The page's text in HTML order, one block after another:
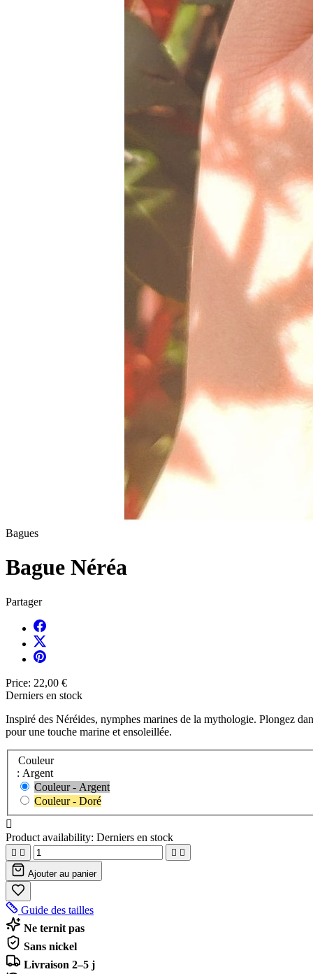
Bagues
Bague Néréa
Partager
Price: 22,00 €
Derniers en stock
Inspiré des Néréides, nymphes marines de la mythologie. Plongez
pour une touche marine et ensoleillée.
Couleur
: Argent
Couleur - Argent
Couleur - Doré

Product availability: Derniers en stock
   
Ajouter au panier
Guide des tailles
Ne ternit pas
Sans nickel
Livraison 2–5 j